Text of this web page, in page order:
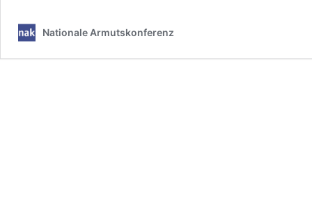
Nationale Armutskonferenz